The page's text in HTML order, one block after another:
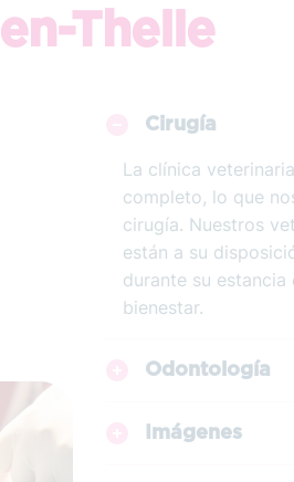
en-Thelle
Cirugía
La clínica
completo, lo que
cirugía. Nuestros
están a su
durante su
bienestar.
Odontología
Imágenes